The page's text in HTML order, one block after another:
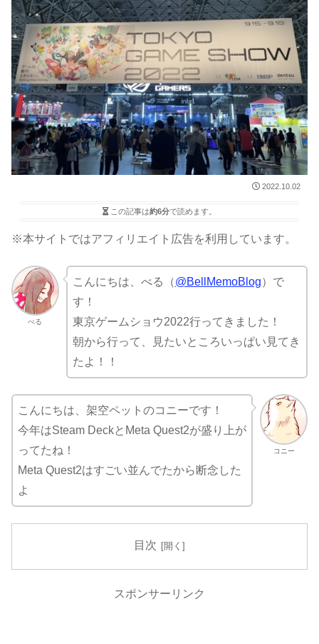
2022.10.02
この記事は約6分で読めます。
※本サイトではアフィリエイト広告を利用しています。
べる
こんにちは、べる（@BellMemoBlog）で
す！
東京ゲームショウ2022行ってきました！
朝から行って、見たいところいっぱい見てき
たよ！！
コニー
こんにちは、架空ペットのコニーです！
今年はSteam DeckとMeta Quest2が盛り上が
ってたね！
Meta Quest2はすごい並んでたから断念した
よ
目次
スポンサーリンク